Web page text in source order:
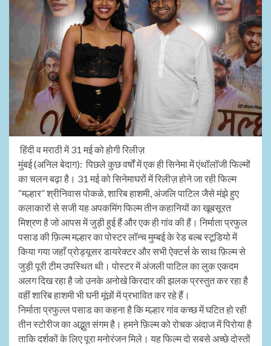
हिंदी व मराठी में 31 मई को होगी रिलीज़
मुंबई (अनिल बेदाग): पिछले कुछ वर्षों में एक ही सिनेमा में एंथॉलॉजी फिल्मों
का चलन बढ़ा है। 31 मई को सिनेमाघरों में रिलीज़ होने जा रही फिल्म
“मल्हार” श्रीनिवास पोकळे, शारिब हाशमी, अंजलि पाटिल जैसे मंझे हुए
कलाकारों से सजी यह अपकमिंग फिल्म तीन कहानियों का खूबसूरत
मिश्रण है जो आपस में जुड़ी हुई हैं और एक ही गांव की हैं। निर्माता प्रफुल
पसाड की फ़िल्म मल्हार का पोस्टर लॉन्च मुम्बई के रेड बल्ब स्टूडियो में
किया गया जहाँ प्रोड्यूसर डायरेक्टर और सभी ऐक्टर्स के साथ फ़िल्म से
जुड़ी पूरी टीम उपस्थित थी। पोस्टर में अंजली पाटिल का लुक एकदम
अलग दिख रहा है जो उनके अनोखे किरदार की झलक प्रस्तुत कर रहा है
वहीं शारिब हाशमी भी घनी मूंछों में प्रभावित कर रहे हैं।
निर्माता प्रफुल्ल पसाड का कहना है कि मल्हार गांव कच्छ में घटित हो रही
तीन स्टोरीज का अद्भुत संगम है। हमने फ़िल्म को रोचक अंदाज में पिरोया है
ताकि दर्शकों के लिए पूरा मनोरंजन मिले। यह फिल्म दो सबसे अच्छे दोस्तों